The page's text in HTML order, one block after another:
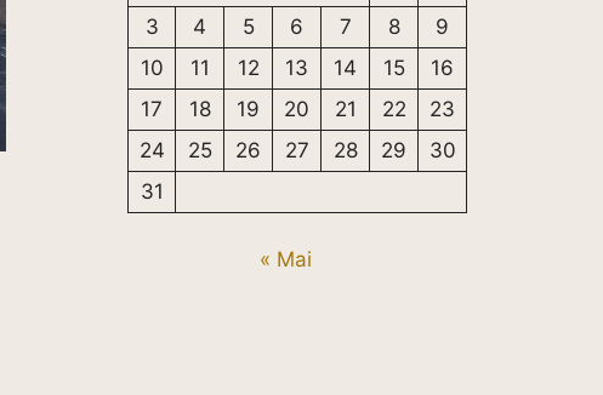
3
4 5 6 7 8
9
10
11 12 13 14 15
16
17
18 19 20 21 22
23
24
25 26 27 28 29
30
31
« Mai